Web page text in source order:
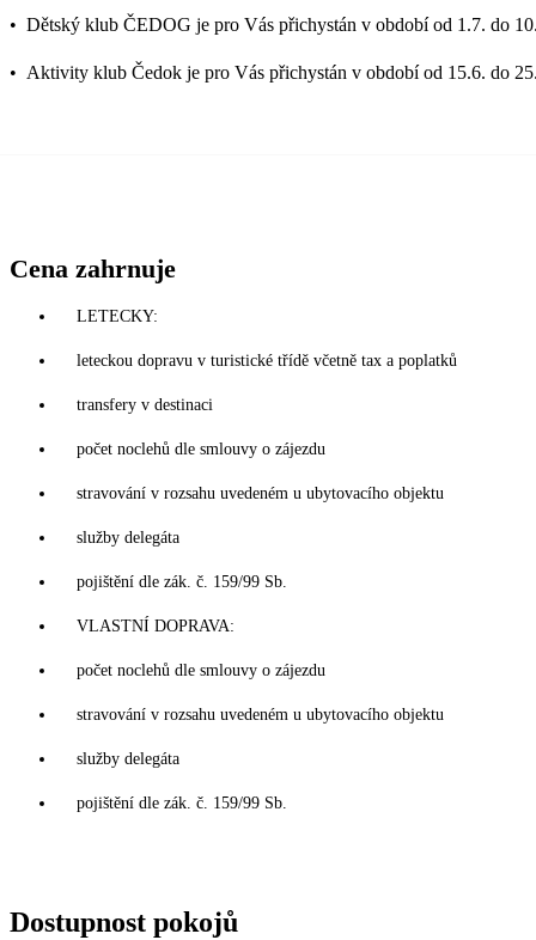
• Dětský klub ČEDOG je pro Vás přichystán v období od 1.7. do
• Aktivity klub Čedok je pro Vás přichystán v období od 15.6. do
Cena zahrnuje
LETECKY:
leteckou dopravu v turistické třídě včetně tax a poplatků
transfery v destinaci
počet noclehů dle smlouvy o zájezdu
stravování v rozsahu uvedeném u ubytovacího objektu
služby delegáta
pojištění dle zák. č. 159/99 Sb.
VLASTNÍ DOPRAVA:
počet noclehů dle smlouvy o zájezdu
stravování v rozsahu uvedeném u ubytovacího objektu
služby delegáta
pojištění dle zák. č. 159/99 Sb.
Dostupnost pokojů